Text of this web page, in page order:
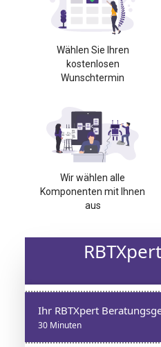
Wählen Sie Ihren
kostenlosen
Wunschtermin
Wir wählen alle
Komponenten mit Ihnen
aus